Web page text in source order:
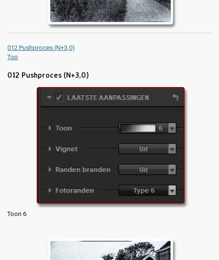
012 Pushproces (N+3,0)
Top
012 Pushproces (N+3,0)
Toon 6